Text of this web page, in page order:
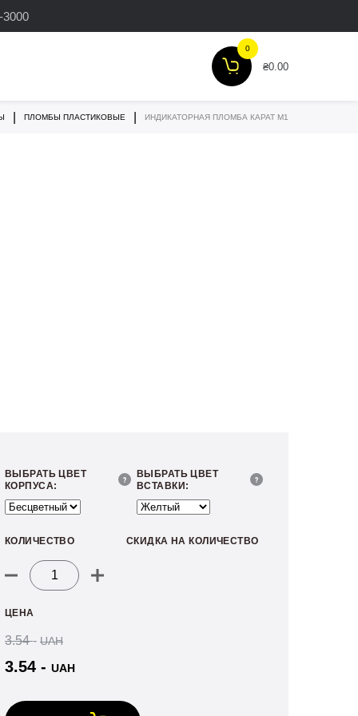
3000
0
₴0.00
ПЛОМБЫ ПЛАСТИКОВЫЕ ИНДИКАТОРНАЯ ПЛОМБА КАРАТ М1
ВЫБРАТЬ ЦВЕТ
КОРПУСА:
ВЫБРАТЬ ЦВЕТ
ВСТАВКИ:
КОЛИЧЕСТВО
Количество
Индикаторная
пломба
Карат
ЦЕНА
3.54- UAH
3.54 - UAH
СКИДКА НА КОЛИЧЕСТВО